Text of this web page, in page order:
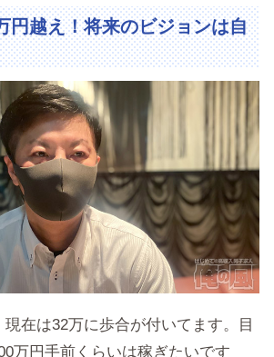
円越え！将来のビジョンは自
在は32万に歩合が付いてます。目
万円手前くらいは稼ぎたいです